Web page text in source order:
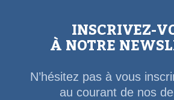
INSCRIVEZ-
À NOTRE
N’hésitez pas à vous
au courant de nos